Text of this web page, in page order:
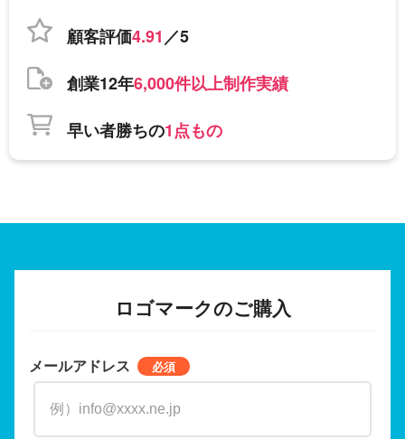
顧客評価4.91／5
創業12年6,000件以上制作実績
早い者勝ちの1点もの
ロゴマークのご購入
メールアドレス